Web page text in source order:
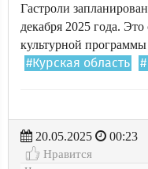
Гастроли
декабря 2025 года.
культурной
#Курская область
20.05.2025
00:23
Нравится